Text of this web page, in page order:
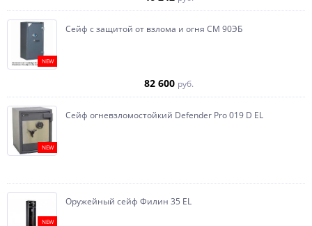
NEW
Сейф с защитой от взлома и огня СМ 90ЭБ
82 600 руб.
NEW
Сейф огневзломостойкий Defender Pro 019 D EL
NEW
Оружейный сейф Филин 35 EL